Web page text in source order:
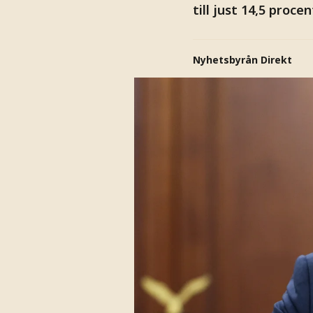
till just 14,5
Nyhetsbyrån Direkt